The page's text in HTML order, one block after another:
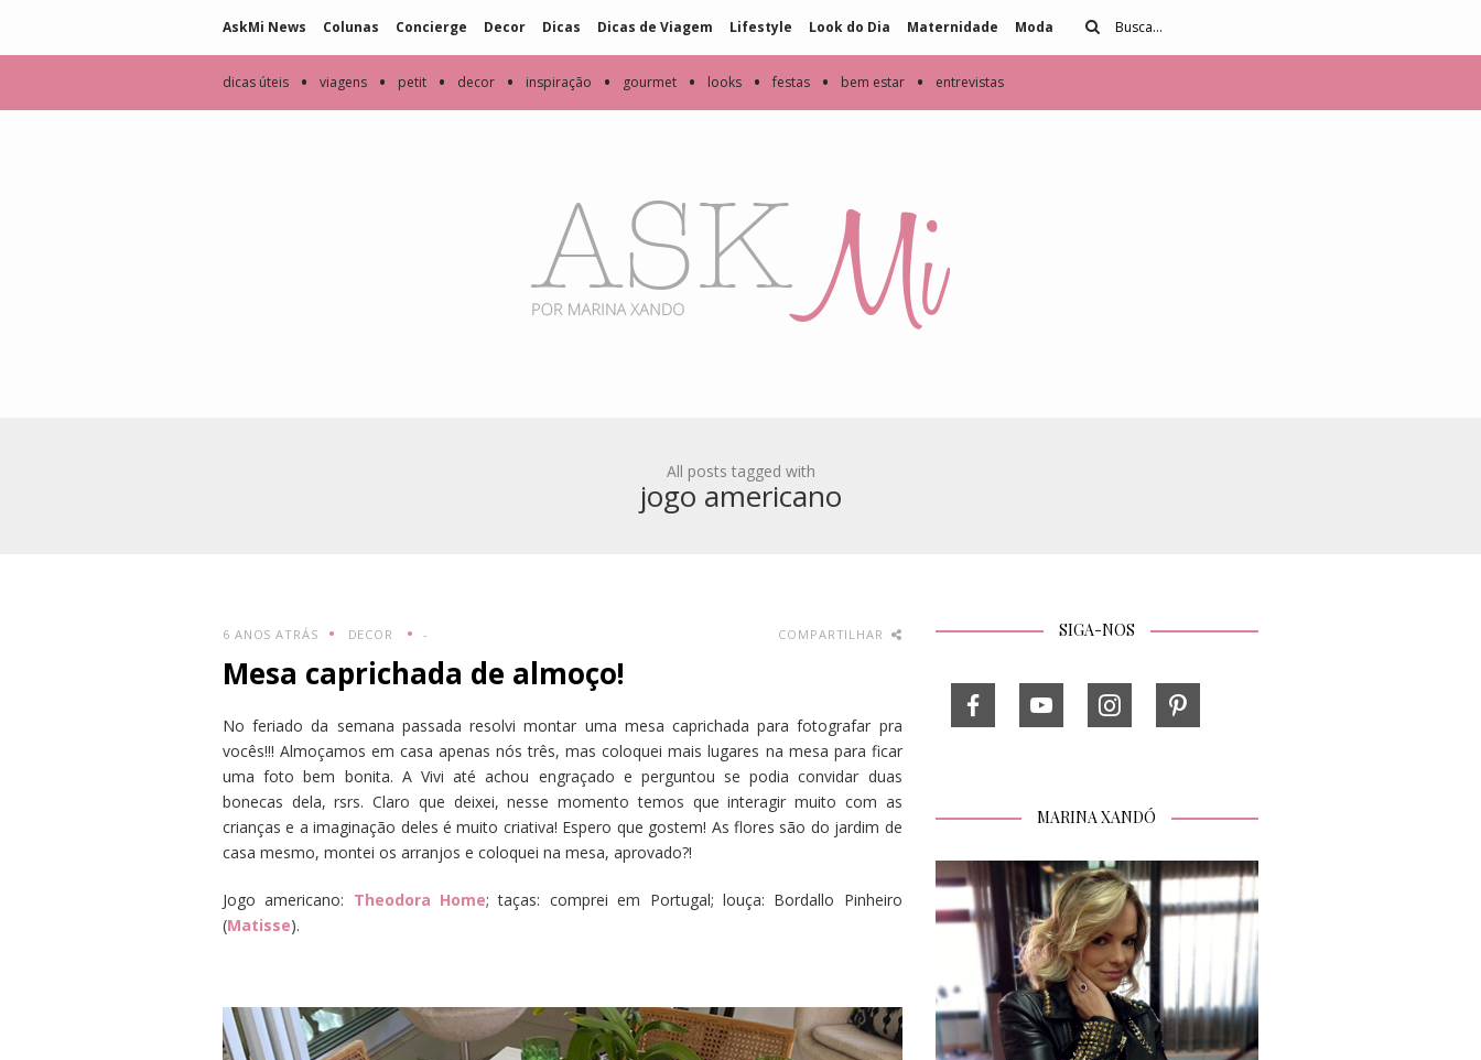
AskMi News Colunas Concierge Decor Dicas Dicas de Viagem Lifestyle Look do Dia Maternidade Moda
dicas úteis • viagens • petit • decor • inspiração • gourmet • looks • festas • bem estar • entrevistas
All posts tagged with
jogo americano
6 ANOS ATRÁS DECOR - COMPARTILHAR
Mesa caprichada de almoço!
No feriado da semana passada resolvi montar uma mesa caprichada para fotografar pra
vocês!!! Almoçamos em casa apenas nós três, mas coloquei mais lugares na mesa para ficar
uma foto bem bonita. A Vivi até achou engraçado e perguntou se podia convidar duas
bonecas dela, rsrs. Claro que deixei, nesse momento temos que interagir muito com as
crianças e a imaginação deles é muito criativa! Espero que gostem! As flores são do jardim de
casa mesmo, montei os arranjos e coloquei na mesa, aprovado?!
Jogo americano: Theodora Home; taças: comprei em Portugal; louça: Bordallo Pinheiro
(Matisse).
SIGA-NOS
MARINA XANDÓ